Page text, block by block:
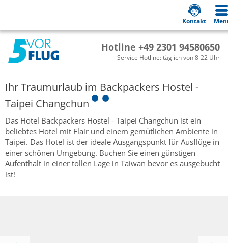
Hotline +49 2301 94580650
Service Hotline: täglich von 8-22 Uhr
Kontakt
Ihr Traumurlaub im Backpackers Hostel -
Taipei Changchun
Das Hotel Backpackers Hostel - Taipei Changchun ist ein
beliebtes Hotel mit Flair und einem gemütlichen Ambiente in
Taipei. Das Hotel ist der ideale Ausgangspunkt für Ausflüge in
einer schönen Umgebung. Buchen Sie einen günstigen
Aufenthalt in einer tollen Lage in Taiwan bevor es ausgebucht
ist!